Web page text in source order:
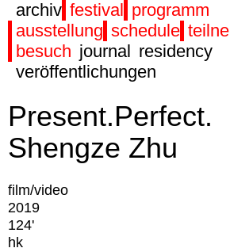
archiv festival programm
ausstellung schedule
besuch journal residency
veröffentlichungen
Present.Perfect.
Shengze Zhu
film/video
2019
124'
hk